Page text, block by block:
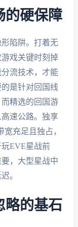
的硬保障
陷阱。打着无
戏关键时刻掉
流技术，才能
是针对回国线
精选的回国游
速公路。独享
充足且独占，
EVE星战前
，大型星战中
。
略的基石